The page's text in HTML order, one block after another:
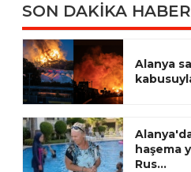
SON DAKİKA
Alanya
haşema
Rus...